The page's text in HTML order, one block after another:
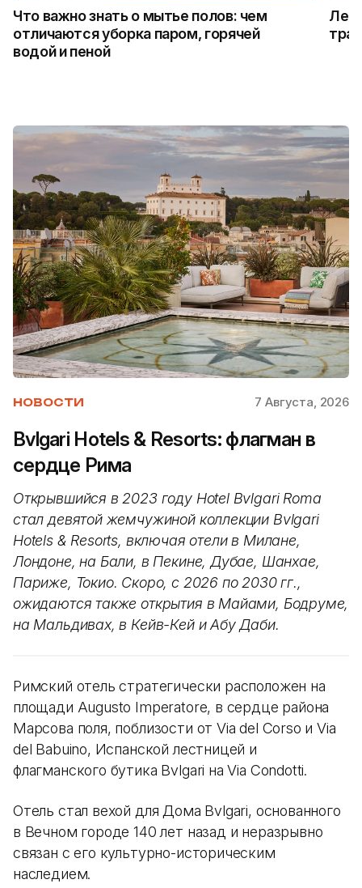
Что важно знать о мытье полов: чем
отличаются уборка паром, горячей
водой и пеной
НОВОСТИ 7 Августа, 2026
Bvlgari Hotels & Resorts: флагман в
сердце Рима
Открывшийся в 2023 году Hotel Bvlgari Roma
стал девятой жемчужиной коллекции Bvlgari
Hotels & Resorts, включая отели в Милане,
Лондоне, на Бали, в Пекине, Дубае, Шанхае,
Париже, Токио. Скоро, с 2026 по 2030 гг.,
ожидаются также открытия в Майами, Бодруме,
на Мальдивах, в Кейв-Кей и Абу Даби.
Римский отель стратегически расположен на
площади Augusto Imperatore, в сердце района
Марсова поля, поблизости от Via del Corso и Via
del Babuino, Испанской лестницей и
флагманского бутика Bvlgari на Via Condotti.
Отель стал вехой для Дома Bvlgari, основанного
в Вечном городе 140 лет назад и неразрывно
связан с его культурно-историческим
наследием.